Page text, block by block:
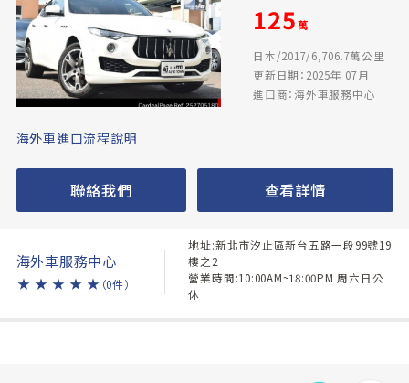
125萬
日本/2017/6,706.7萬公里
更新日期：2025年 07月
進口商：海外車服務中心
海外車進口流程說明
聯絡我們 查看詳情
海外車服務中心
★ ★ ★ ★ ★ （0件）
地址:新北市汐止區新台五路一段99號19
樓之2
營業時間:10:00AM~18:00PM 周六日公
休